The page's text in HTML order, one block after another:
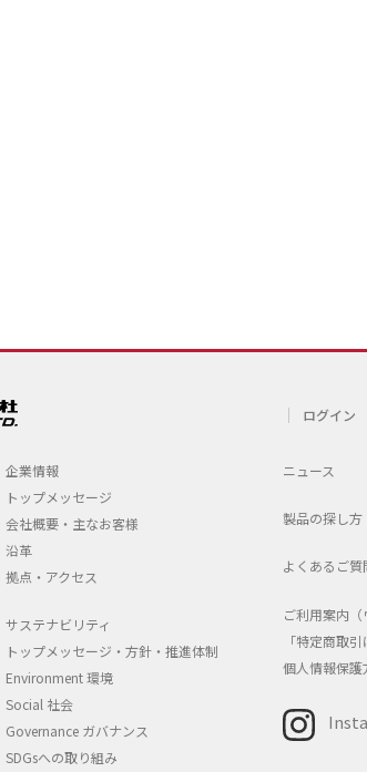
ログイン
企業情報
トップメッセージ
会社概要・主なお客様
沿革
拠点・アクセス
サステナビリティ
トップメッセージ・方針・推進体制
Environment 環境
Social 社会
Governance ガバナンス
SDGsへの取り組み
ニュース
製品の探し
よくあるご
ご利用案内（
「特定商取
個人情報保護